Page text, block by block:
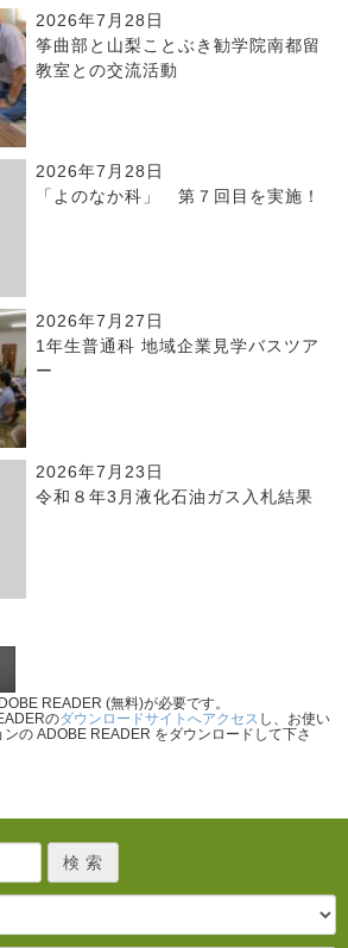
2026年7月28日
筝曲部と山梨ことぶき勧学院南都留
教室との交流活動
2026年7月28日
「よのなか科」 第７回目を実施！
2026年7月27日
1年生普通科 地域企業見学バスツア
ー
2026年7月23日
令和８年3月液化石油ガス入札結果
READER (無料)が必要です。
のダウンロードサイトへアクセス し、お使い
の ADOBE READER をダウンロードして下さ